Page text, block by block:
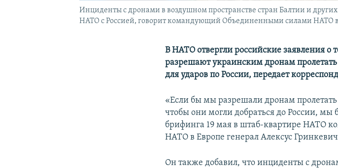
Инциденты с дронами в воздушном пространстве стран Балтии и
НАТО с Россией, говорит командующий Объединенными силами НАТО в
В НАТО отвергли российские заявления о
разрешают украинским дронам пролетать
для ударов по России, передает
«Если бы мы разрешали дронам
чтобы они могли добраться до России, мы
брифинга 19 мая в штаб-квартире НАТО
НАТО в Европе генерал Алексус
Он также добавил, что инциденты с